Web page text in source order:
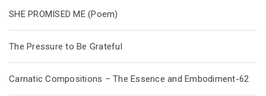
SHE PROMISED ME (Poem)
The Pressure to Be Grateful
Carnatic Compositions – The Essence and Embodiment-62